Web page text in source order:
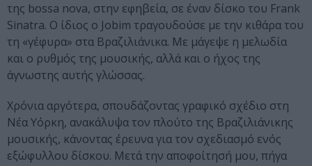
της bossa nova, στην εφηβεία, σε έναν δίσκο του Frank
Sinatra. Ο ίδιος ο Jobim τραγουδούσε με την κιθάρα του
τη «γέφυρα» στα Βραζιλιάνικα. Με μάγεψε η μελωδία
και ο ρυθμός της μουσικής, αλλά και ο ήχος της
άγνωστης αυτής γλώσσας.
Χρόνια αργότερα, σπουδάζοντας γραφικό σχέδιο στη
Νέα Υόρκη, ανακάλυψα τον πλούτο της Βραζιλιάνικης
μουσικής, κάνοντας έρευνα για τον σχεδιασμό ενός
εξώφυλλου δίσκου. Μετά την αποφοίτησή μου, πήγα